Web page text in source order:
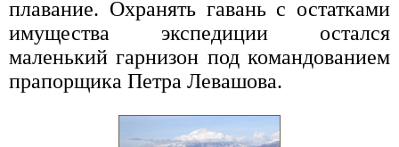
плавание. Охранять гавань с остатками
имущества экспедиции остался
маленький гарнизон под командованием
прапорщика Петра Левашова.